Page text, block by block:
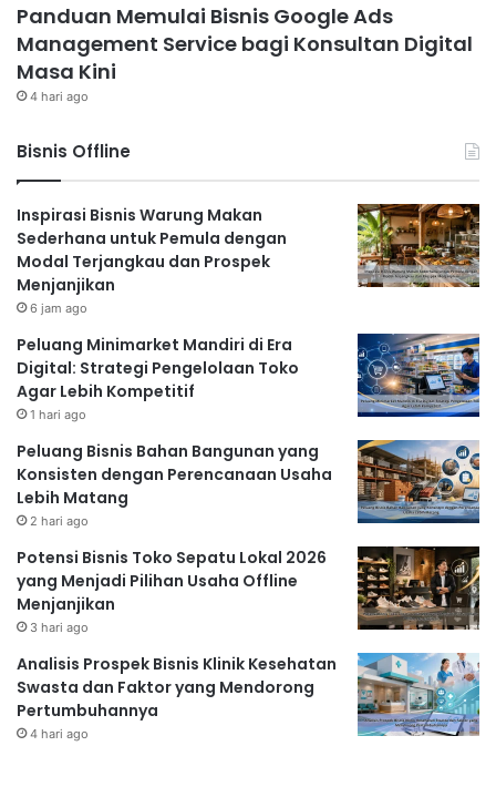
Panduan Memulai Bisnis Google Ads
Management Service bagi Konsultan Digital
Masa Kini
4 hari ago
Bisnis Offline
Inspirasi Bisnis Warung Makan
Sederhana untuk Pemula dengan
Modal Terjangkau dan Prospek
Menjanjikan
6 jam ago
Peluang Minimarket Mandiri di Era
Digital: Strategi Pengelolaan Toko
Agar Lebih Kompetitif
1 hari ago
Peluang Bisnis Bahan Bangunan yang
Konsisten dengan Perencanaan Usaha
Lebih Matang
2 hari ago
Potensi Bisnis Toko Sepatu Lokal 2026
yang Menjadi Pilihan Usaha Offline
Menjanjikan
3 hari ago
Analisis Prospek Bisnis Klinik Kesehatan
Swasta dan Faktor yang Mendorong
Pertumbuhannya
4 hari ago